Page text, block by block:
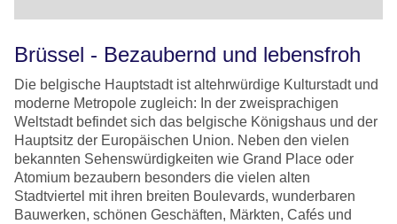
Brüssel - Bezaubernd und lebensfroh
Die belgische Hauptstadt ist altehrwürdige Kulturstadt und
moderne Metropole zugleich: In der zweisprachigen
Weltstadt befindet sich das belgische Königshaus und der
Hauptsitz der Europäischen Union. Neben den vielen
bekannten Sehenswürdigkeiten wie Grand Place oder
Atomium bezaubern besonders die vielen alten
Stadtviertel mit ihren breiten Boulevards, wunderbaren
Bauwerken, schönen Geschäften, Märkten, Cafés und